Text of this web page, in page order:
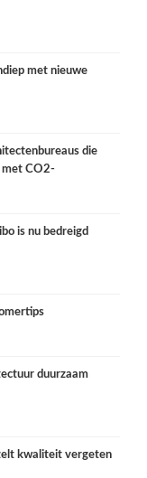
met nieuwe
die
met CO2-
is nu bedreigd
duurzaam
kwaliteit vergeten